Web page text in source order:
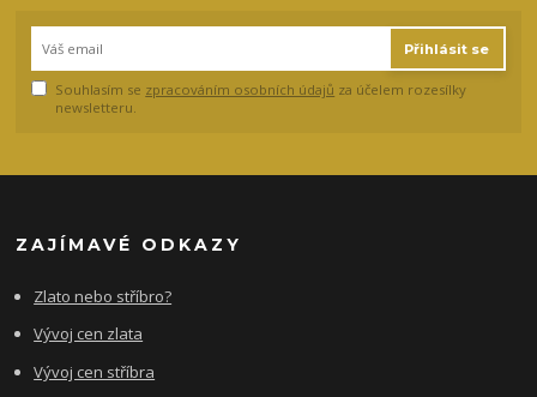
Přihlásit se
Souhlasím se zpracováním osobních údajů za účelem rozesílky
newsletteru.
ZAJÍMAVÉ ODKAZY
Zlato nebo stříbro?
Vývoj cen zlata
Vývoj cen stříbra